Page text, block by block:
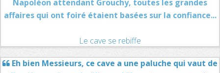
Napoléon attendant Grouchy, toutes les grandes
affaires qui ont foiré étaient basées sur la confiance...
Le cave se rebiffe
Eh bien Messieurs, ce cave a une paluche qui vaut de